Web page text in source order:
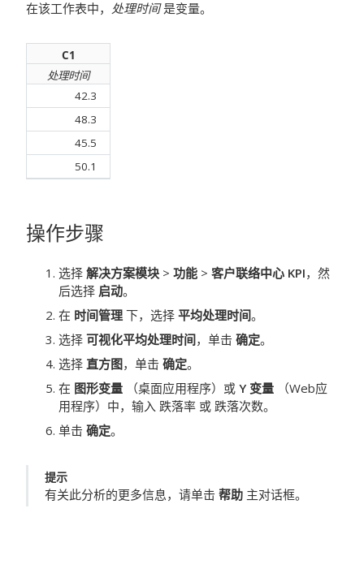
在该工作表中， 处理时间是变量。
C1
处理时间
42.3
48.3
45.5
50.1
操作步骤
选择 解决方案模块 > 功能 > 客户联络中心 KPI，然
后选择 启动。
在 时间管理 下，选择 平均处理时间。
选择 可视化平均处理时间，单击 确定。
选择 直方图，单击 确定。
在 图形变量 （桌面应用程序）或 Y 变量 （Web应
用程序）中，输入 跌落率 或 跌落次数。
单击 确定。
提示
有关此分析的更多信息，请单击 帮助 主对话框。